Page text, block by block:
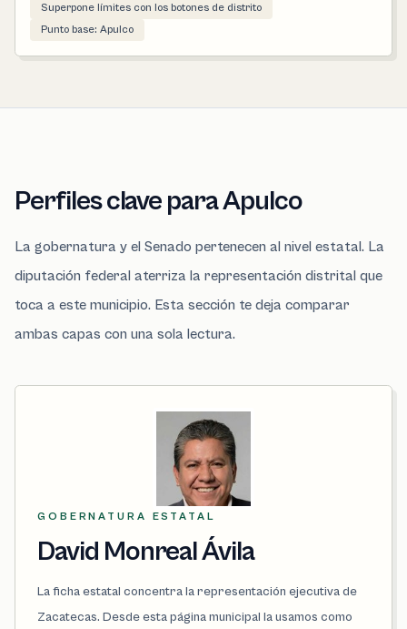
Superpone límites con los botones de distrito
Punto base: Apulco
Perfiles clave para Apulco
La gobernatura y el Senado pertenecen al nivel estatal. La
diputación federal aterriza la representación distrital que
toca a este municipio. Esta sección te deja comparar
ambas capas con una sola lectura.
GOBERNATURA ESTATAL
David Monreal Ávila
La ficha estatal concentra la representación ejecutiva de
Zacatecas. Desde esta página municipal la usamos como